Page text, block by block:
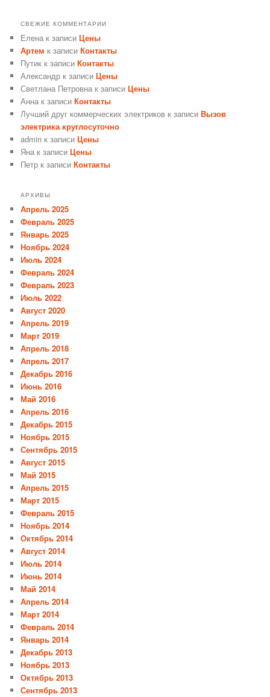
СВЕЖИЕ КОММЕНТАРИИ
Елена к записиЦены
Артем к записиКонтакты
Путик к записиКонтакты
Александр к записиЦены
Светлана Петровна к записиЦены
Анна к записиКонтакты
Лучший друг коммерческих электриков к записиВызов
электрика круглосуточно
admin к записиЦены
Яна к записиЦены
Петр к записиКонтакты
АРХИВЫ
Апрель 2025
Февраль 2025
Январь 2025
Ноябрь 2024
Июль 2024
Февраль 2024
Февраль 2023
Июль 2022
Август 2020
Апрель 2019
Март 2019
Апрель 2018
Апрель 2017
Декабрь 2016
Июнь 2016
Май 2016
Апрель 2016
Декабрь 2015
Ноябрь 2015
Сентябрь 2015
Август 2015
Май 2015
Апрель 2015
Март 2015
Февраль 2015
Ноябрь 2014
Октябрь 2014
Август 2014
Июль 2014
Июнь 2014
Май 2014
Апрель 2014
Март 2014
Февраль 2014
Январь 2014
Декабрь 2013
Ноябрь 2013
Октябрь 2013
Сентябрь 2013